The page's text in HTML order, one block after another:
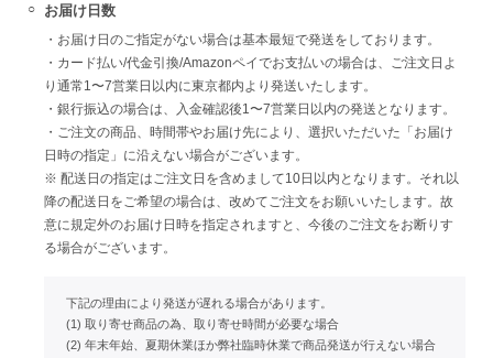
○ お届け日数
・お届け日のご指定がない場合は基本最短で発送をしております。
・カード払い/代金引換/Amazonペイでお支払いの場合は、ご注文日よ
り通常1〜7営業日以内に東京都内より発送いたします。
・銀行振込の場合は、入金確認後1〜7営業日以内の発送となります。
・ご注文の商品、時間帯やお届け先により、選択いただいた「お届け
日時の指定」に沿えない場合がございます。
※ 配送日の指定はご注文日を含めまして10日以内となります。それ以
降の配送日をご希望の場合は、改めてご注文をお願いいたします。故
意に規定外のお届け日時を指定されますと、今後のご注文をお断りす
る場合がございます。
下記の理由により発送が遅れる場合があります。
(1) 取り寄せ商品の為、取り寄せ時間が必要な場合
(2) 年末年始、夏期休業ほか弊社臨時休業で商品発送が行えない場合